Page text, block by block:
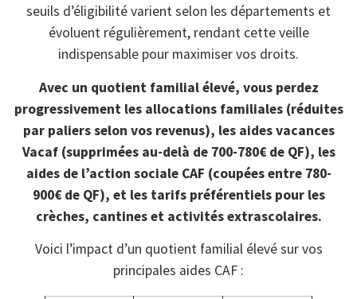
seuils d’éligibilité varient selon les départements et
évoluent régulièrement, rendant cette veille
indispensable pour maximiser vos droits.
Avec un quotient familial élevé, vous perdez
progressivement les allocations familiales (réduites
par paliers selon vos revenus), les aides vacances
Vacaf (supprimées au-delà de 700-780€ de QF), les
aides de l’action sociale CAF (coupées entre 780-
900€ de QF), et les tarifs préférentiels pour les
crèches, cantines et activités extrascolaires.
Voici l’impact d’un quotient familial élevé sur vos
principales aides CAF :